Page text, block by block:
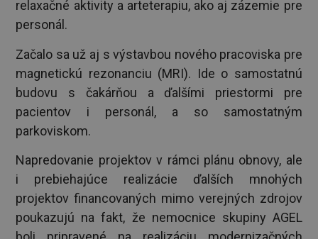
relaxačné aktivity a arteterapiu, ako aj zázemie pre
personál.
Začalo sa už aj s výstavbou nového pracoviska pre
magnetickú rezonanciu (MRI). Ide o samostatnú
budovu s čakárňou a ďalšími priestormi pre
pacientov i personál, a so samostatným
parkoviskom.
Napredovanie projektov v rámci plánu obnovy, ale
i prebiehajúce realizácie ďalších mnohých
projektov financovaných mimo verejných zdrojov
poukazujú na fakt, že nemocnice skupiny AGEL